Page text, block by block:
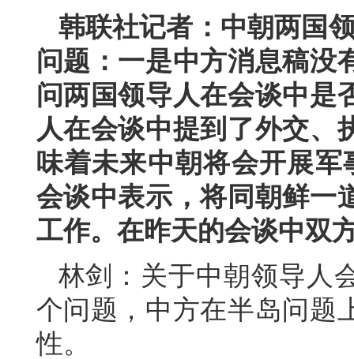
韩联社记者：中朝两国
问题：一是中方消息稿没
问两国领导人在会谈中是
人在会谈中提到了外交、
味着未来中朝将会开展
会谈中表示，将同朝鲜一
工作。在昨天的会谈中双
林剑：关于中朝领导人
个问题，中方在半岛问题
性。